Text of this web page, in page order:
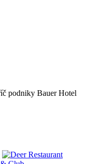
podniky Bauer Hotel